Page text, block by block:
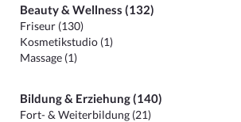
Beauty & Wellness (132)
Friseur (130)
Kosmetikstudio (1)
Massage (1)
Bildung & Erziehung (140)
Fort- & Weiterbildung (21)